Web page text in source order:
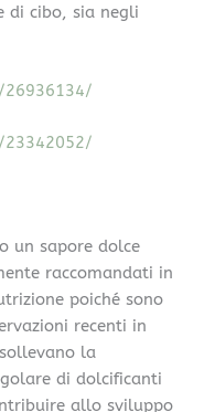
di cibo, sia negli
un sapore dolce
raccomandati in
poiché sono
recenti in
la
di dolcificanti
allo sviluppo